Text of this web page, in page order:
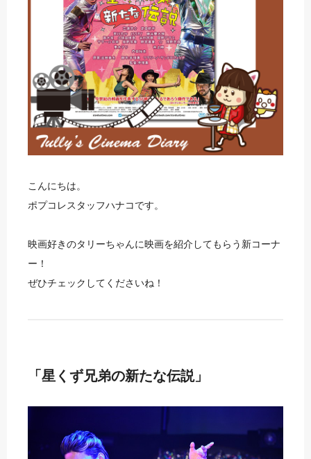
こんにちは。
ポプコレスタッフハナコです。
映画好きのタリーちゃんに映画を紹介してもらう新コーナ
ー！
ぜひチェックしてくださいね！
「星くず兄弟の新たな伝説」